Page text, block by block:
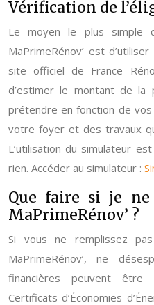
Vérification de
Le moyen le plus simple
MaPrimeRénov’ est
site officiel de France
d’estimer le montant de la
prétendre en fonction de
votre foyer et des travaux
L’utilisation du simulateur
rien. Accéder au simulateur :
Que faire si je
MaPrimeRénov’ ?
Si vous ne remplissez
MaPrimeRénov’, ne
financières peuvent être
Certificats d’Économies